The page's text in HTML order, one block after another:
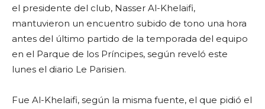
el presidente del club, Nasser Al-Khelaifi,
mantuvieron un encuentro subido de tono una hora
antes del último partido de la temporada del equipo
en el Parque de los Príncipes, según reveló este
lunes el diario Le Parisien.
Fue Al-Khelaifi, según la misma fuente, el que pidió el